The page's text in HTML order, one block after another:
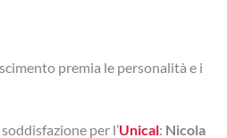
premia le personalità e i
per l’Unical: Nicola